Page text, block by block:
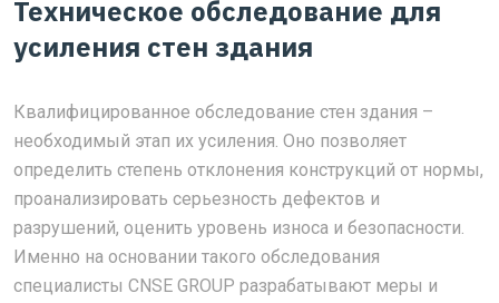
Техническое обследование для
усиления стен здания
Квалифицированное обследование стен здания –
необходимый этап их усиления. Оно позволяет
определить степень отклонения конструкций от нормы,
проанализировать серьезность дефектов и
разрушений, оценить уровень износа и безопасности.
Именно на основании такого обследования
специалисты CNSE GROUP разрабатывают меры и